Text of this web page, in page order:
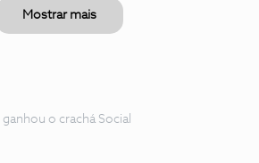
Mostrar mais
ganhou o crachá Social